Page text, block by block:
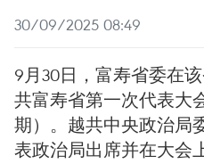
30/09/2025 08:49
9月30日，富寿省委在
共富寿省第一次代表大
期）。越共中央政治局
表政治局出席并在大会